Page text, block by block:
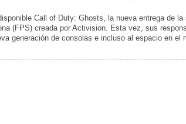
Call of Duty: Ghosts, la nueva entrega de la
(FPS) creada por Activision. Esta vez, sus
generación de consolas e incluso al espacio en